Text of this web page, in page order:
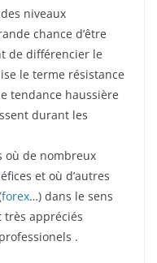
niveaux
chance d’être
de différencier le
le terme résistance
tendance haussière
durant les
où de nombreux
et où d’autres
forex…) dans le sens
très appréciés
.